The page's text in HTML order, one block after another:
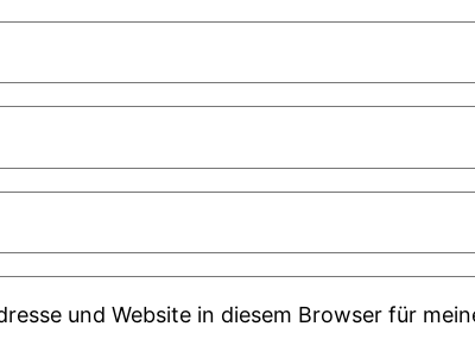
und Website in diesem Browser für